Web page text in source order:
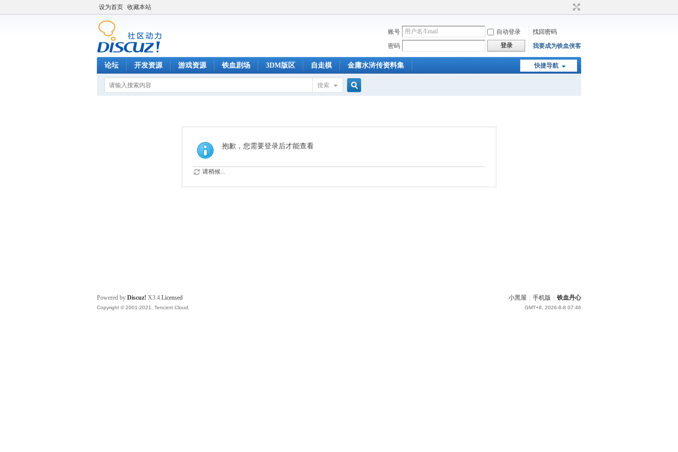
设为首页 收藏本站
账号 自动登录
找回密码
密码
登录 我要成为铁血侠客
快捷导航
论坛 开发资源 游戏资源 铁血剧场 3DM版区 自走棋 金庸水浒传资料集
搜索
抱歉，您需要登录后才能查看
请稍候...
小黑屋 手机版 铁血丹心
GMT+8, 2026-8-8 07:46
Powered by Discuz! X3.4 Licensed
Copyright © 2001-2021, Tencent Cloud.